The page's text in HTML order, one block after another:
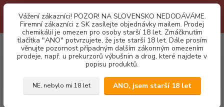
je neustálé porušování obchodních podmínek. Firemní zájemci o naše
produkty z SK zasílejte objednávky mailovou cestou. Děkujeme!
Vážení zákazníci! POZOR! NA SLOVENSKO NEDODÁVÁME.
Firemní zákazníci z SK zasílejte objednávky mailem. Prodej
chemikálií je omezen pro osoby starší 18 let. Zmáčknutím
tlačítka "ANO" potvrzujete, že jste starší 18 let. Dále prosím
věnujte pozornost případným dalším zákonným omezením
prodeje, např. u prekurzorů výbušnin a drog, které najdete v
popisu produktů.
NE, nebylo mi 18 let ANO, jsem starší 18 let
CZK
Hledat
0
za0,00 Kč